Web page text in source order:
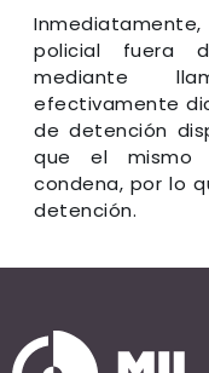
policial fuera
mediante
efectivamente
de detención
que el mismo
condena, por lo
detención.